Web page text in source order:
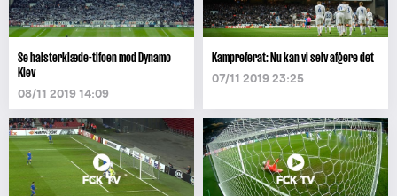
Se halstørklæde-tifoen mod Dynamo
Kiev
08/11 2019 14:09
Kampreferat: Nu kan vi selv afgøre det
07/11 2019 23:25